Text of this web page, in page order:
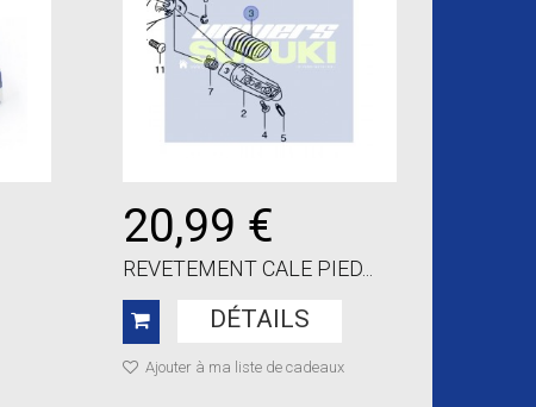
20,99 €
REVETEMENT CALE PIED...
DÉTAILS
Ajouter à ma liste de cadeaux